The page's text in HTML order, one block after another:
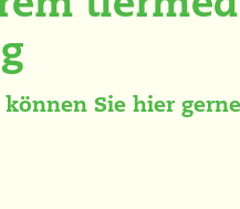
Sie hier